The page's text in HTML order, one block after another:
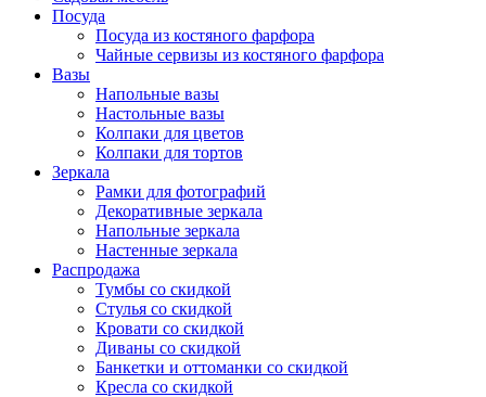
Посуда
Посуда из костяного фарфора
Чайные сервизы из костяного фарфора
Вазы
Напольные вазы
Настольные вазы
Колпаки для цветов
Колпаки для тортов
Зеркала
Рамки для фотографий
Декоративные зеркала
Напольные зеркала
Настенные зеркала
Распродажа
Тумбы со скидкой
Стулья со скидкой
Кровати со скидкой
Диваны со скидкой
Банкетки и оттоманки со скидкой
Кресла со скидкой